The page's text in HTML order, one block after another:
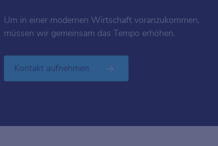
Um in einer modernen Wirtschaft voranzukommen,
müssen wir gemeinsam das Tempo erhöhen.
Kontakt aufnehmen